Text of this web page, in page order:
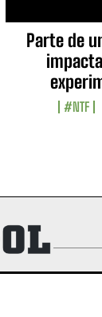
Parte de
#NTF